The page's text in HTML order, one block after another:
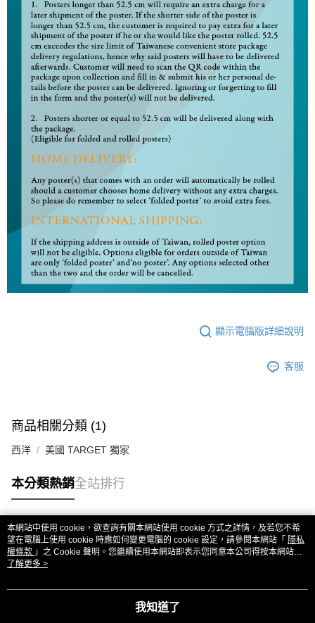
顯示電腦版詳細說明
客服
商品相關分類 (1)
西洋 美國 TARGET 獨家
本分類熱銷全站排行
熱門標籤
本網站中使用 cookie，欲查詢有關本網站使用 cookie 方式之詳情，及若您不希
望在電腦上使用 cookie 時應如何變更電腦的 cookie 設定，請參閱本網站「 隱私
權條款 」之 Cookie 聲明。您繼續使用本網站即表示您同意本公司得按本網站使
用條款之 Cookie 聲明使用 cookie。
了解更多 >
我知道了